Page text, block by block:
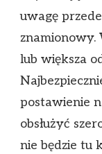
uwagę
lub większa
postawienie
obsłużyć
nie będzie tu